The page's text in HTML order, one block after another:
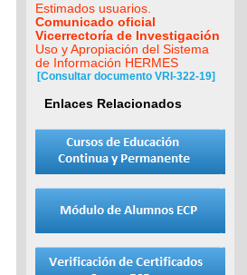
Estimados usuarios.
Comunicado oficial
Vicerrectoría de Investigación
Uso y Apropiación del Sistema
de Información HERMES
[Consultar documento VRI-322-19]
Enlaces Relacionados